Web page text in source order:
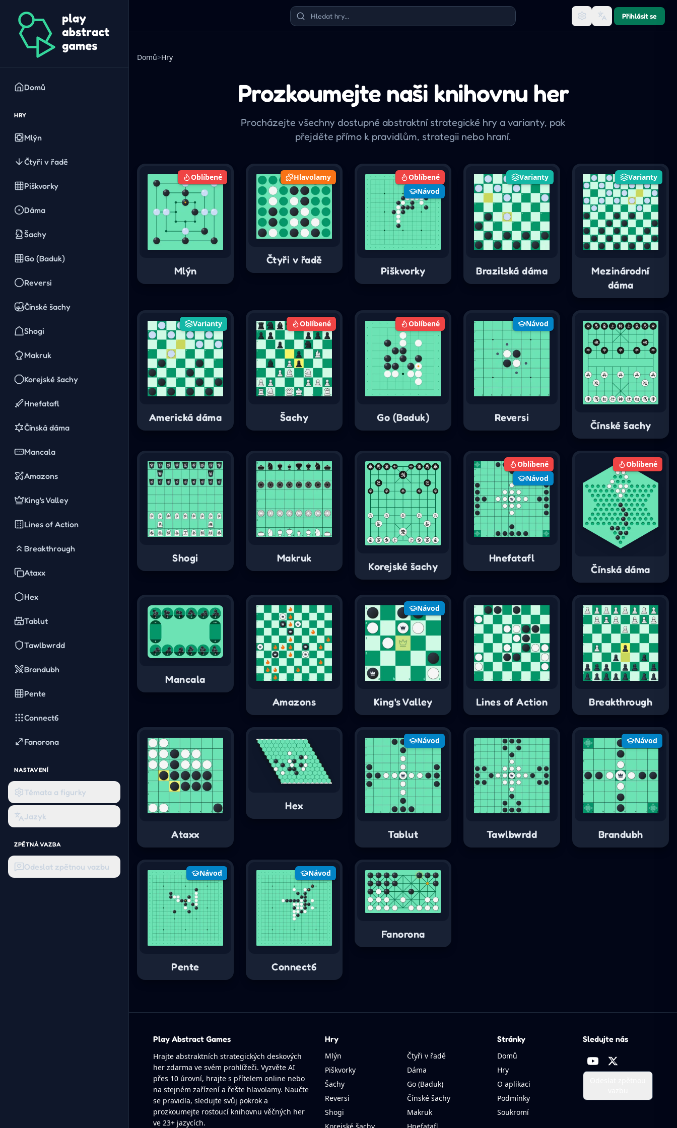
Přihlásit se
Domů
HRY
Mlýn
Čtyři v řadě
Piškvorky
Dáma
Šachy
Go (Baduk)
Reversi
Čínské šachy
Shogi
Makruk
Korejské šachy
Hnefatafl
Čínská dáma
Mancala
Amazons
King's Valley
Lines of Action
Breakthrough
Ataxx
Hex
Tablut
Tawlbwrdd
Brandubh
Pente
Connect6
Fanorona
NASTAVENÍ
Témata a figurky
Jazyk
ZPĚTNÁ VAZBA
Odeslat zpětnou vazbu
Domů>Hry
Prozkoumejte naši knihovnu her
Procházejte všechny dostupné abstraktní strategické hry a varianty, pak
přejděte přímo k pravidlům, strategii nebo hraní.
Oblíbené
Mlýn
Hlavolamy
Čtyři v řadě
Oblíbené
Návod
Piškvorky
Varianty
Brazilská dáma
Varianty
Mezinárodní
dáma
Varianty
Americká dáma
Oblíbené
Šachy
Oblíbené
Go (Baduk)
Návod
Reversi
Čínské šachy
Shogi Makruk
Korejské šachy
Oblíbené
Návod
Hnefatafl
Oblíbené
Čínská dáma
Mancala
Amazons
Návod
King's Valley Lines of Action Breakthrough
Ataxx
Hex
Návod
Tablut Tawlbwrdd
Návod
Brandubh
Návod
Pente
Návod
Connect6
Fanorona
Play Abstract Games
Hrajte abstraktních strategických deskových
her zdarma ve svém prohlížeči. Vyzvěte AI
přes 10 úrovní, hrajte s přítelem online nebo
na stejném zařízení a řešte hlavolamy. Naučte
se pravidla, sledujte svůj pokrok a
prozkoumejte rostoucí knihovnu věčných her
ve 23+ jazycích.
Hry
Mlýn
Čtyři v řadě
Piškvorky
Dáma
Šachy
Go (Baduk)
Reversi
Čínské šachy
Shogi
Makruk
Stránky
Domů
Hry
O aplikaci
Podmínky
Soukromí
Sledujte nás